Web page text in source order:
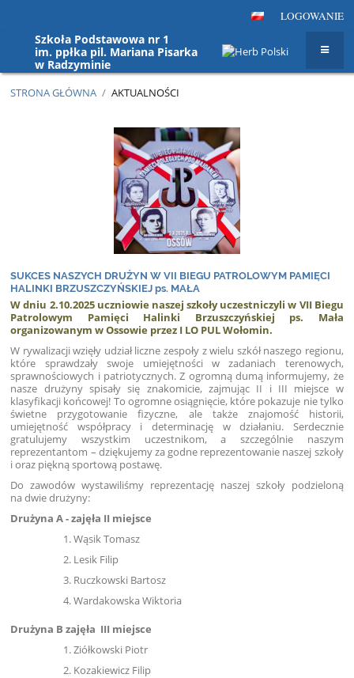
LOGOWANIE
Szkoła Podstawowa nr 1
im. ppłka pil. Mariana Pisarka
w Radzyminie
STRONA GŁÓWNA / AKTUALNOŚCI
SUKCES NASZYCH DRUŻYN W VII BIEGU PATROLOWYM PAMIĘCI
HALINKI BRZUSZCZYŃSKIEJ ps. MAŁA
W dniu 2.10.2025 uczniowie naszej szkoły uczestniczyli w VII Biegu
Patrolowym Pamięci Halinki Brzuszczyńskiej ps. Mała
organizowanym w Ossowie przez I LO PUL Wołomin.
W rywalizacji wzięły udział liczne zespoły z wielu szkół naszego regionu,
które sprawdzały swoje umiejętności w zadaniach terenowych,
sprawnościowych i patriotycznych. Z ogromną dumą informujemy, że
nasze drużyny spisały się znakomicie, zajmując II i III miejsce w
klasyfikacji końcowej! To ogromne osiągnięcie, które pokazuje nie tylko
świetne przygotowanie fizyczne, ale także znajomość historii,
umiejętność współpracy i determinację w działaniu. Serdecznie
gratulujemy wszystkim uczestnikom, a szczególnie naszym
reprezentantom – dziękujemy za godne reprezentowanie naszej szkoły
i oraz piękną sportową postawę.
Do zawodów wystawiliśmy reprezentację naszej szkoły podzieloną
na dwie drużyny:
Drużyna A - zajęła II miejsce
Wąsik Tomasz
Lesik Filip
Ruczkowski Bartosz
Wardakowska Wiktoria
Drużyna B zajęła III miejsce
Ziółkowski Piotr
Kozakiewicz Filip